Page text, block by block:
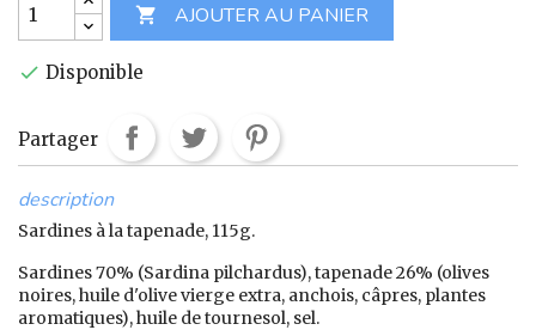

AJOUTER AU PANIER
 Disponible
Partager
description
Sardines à la tapenade, 115g.
Sardines 70% (Sardina pilchardus), tapenade 26% (olives
noires, huile d'olive vierge extra, anchois, câpres, plantes
aromatiques), huile de tournesol, sel.